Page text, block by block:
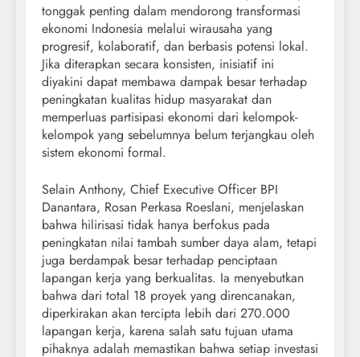
tonggak penting dalam mendorong transformasi
ekonomi Indonesia melalui wirausaha yang
progresif, kolaboratif, dan berbasis potensi lokal.
Jika diterapkan secara konsisten, inisiatif ini
diyakini dapat membawa dampak besar terhadap
peningkatan kualitas hidup masyarakat dan
memperluas partisipasi ekonomi dari kelompok-
kelompok yang sebelumnya belum terjangkau oleh
sistem ekonomi formal.
Selain Anthony, Chief Executive Officer BPI
Danantara, Rosan Perkasa Roeslani, menjelaskan
bahwa hilirisasi tidak hanya berfokus pada
peningkatan nilai tambah sumber daya alam, tetapi
juga berdampak besar terhadap penciptaan
lapangan kerja yang berkualitas. Ia menyebutkan
bahwa dari total 18 proyek yang direncanakan,
diperkirakan akan tercipta lebih dari 270.000
lapangan kerja, karena salah satu tujuan utama
pihaknya adalah memastikan bahwa setiap investasi